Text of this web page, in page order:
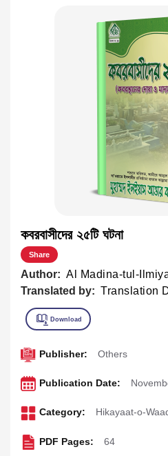
কবরবাসীদের ২৫টি ঘটনা
Share
Author: Al Madina-tul-
Translated by: Translation
Publisher: Others
Publication Date:
Category: Hikayaat-o-
PDF Pages: 64